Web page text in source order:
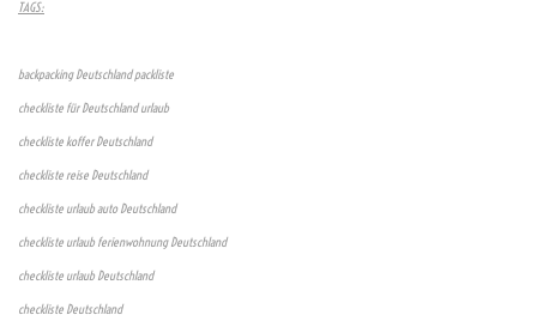
TAGS:
backpacking Deutschland packliste
checkliste für Deutschland urlaub
checkliste koffer Deutschland
checkliste reise Deutschland
checkliste urlaub auto Deutschland
checkliste urlaub ferienwohnung Deutschland
checkliste urlaub Deutschland
checkliste Deutschland